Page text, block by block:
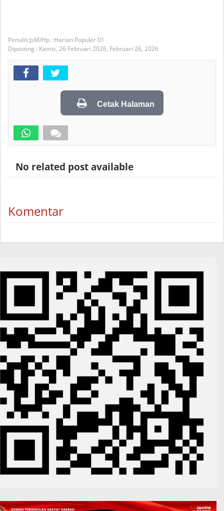
JsM/Hp : Harian Populer 01
Diposting : Kamis, 26 Februari 2026, Februari 26, 2026
Cetak Halaman
No related post available
Komentar